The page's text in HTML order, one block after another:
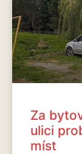
Za
ulici
míst